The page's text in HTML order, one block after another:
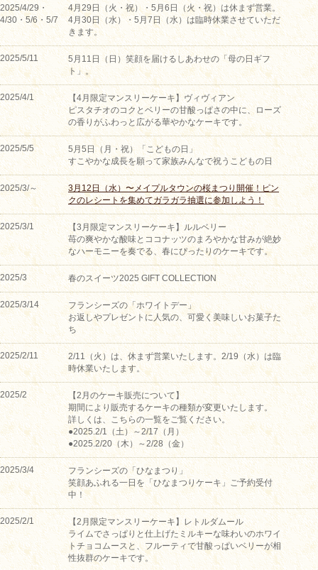
2025/4/29・
4/30・5/6・5/7
4月29日（火・祝）・5月6日（火・祝）は休まず営業。
4月30日（水）・5月7日（水）は臨時休業させていただ
きます。
2025/5/11
5月11日（日）笑顔を届けるしあわせの「母の日ギフ
ト」。
2025/4/1
【4月限定マンスリーケーキ】ヴィヴィアン
ピスタチオのコクとベリーの甘酸っぱさの中に、ローズ
の香りがふわっと広がる華やかなケーキです。
2025/5/5
5月5日（月・祝）「こどもの日」
すこやかな成長を願って家族みんなで祝うこどもの日
2025/3/～
3月12日（水）〜メイプルタウンの桜まつり開催！ピン
クのレシートを集めてガラガラ抽選に参加しよう！
2025/3/1
【3月限定マンスリーケーキ】ルルベリー
苺の爽やかな酸味とココナッツのまろやかな甘みが絶妙
なハーモニーを奏でる、春にぴったりのケーキです。
2025/3 春のスイーツ2025 GIFT COLLECTION
2025/3/14
フランシーズの「ホワイトデー」
お返しやプレゼントに人気の、可愛く美味しいお菓子た
ち
2025/2/11
2/11（火）は、休まず営業いたします。2/19（水）は臨
時休業いたします。
2025/2
【2月のケーキ販売について】
期間により販売するケーキの種類が変更いたします。
詳しくは、こちらの一覧をご覧ください。
●2025.2/1（土）～2/17（月）
●2025.2/20（木）～2/28（金）
2025/3/4
フランシーズの「ひなまつり」
笑顔あふれる一日を「ひなまつりケーキ」ご予約受付
中！
2025/2/1
【2月限定マンスリーケーキ】レトルダムール
ライムでさっぱりと仕上げたミルキーな味わいのホワイ
トチョコムースと、フルーティで甘酸っぱいベリーが相
性抜群のケーキです。